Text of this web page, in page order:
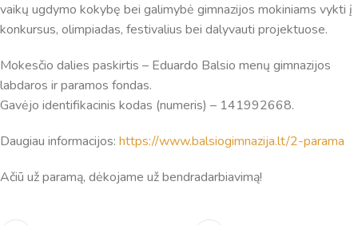
vaikų ugdymo kokybę bei galimybė gimnazijos mokiniams vykti į
konkursus, olimpiadas, festivalius bei dalyvauti projektuose.
Mokesčio dalies paskirtis – Eduardo Balsio menų gimnazijos
labdaros ir paramos fondas.
Gavėjo identifikacinis kodas (numeris) – 141992668.
Daugiau informacijos: https://www.balsiogimnazija.lt/2-parama
Ačiū už paramą, dėkojame už bendradarbiavimą!